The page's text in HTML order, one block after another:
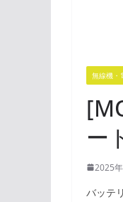
無線機・
ー
2025
バッテ